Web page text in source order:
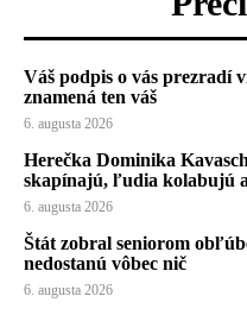
Váš podpis o vás prezradí
znamená ten váš
6. augusta 2026
Herečka Dominika
skapínajú, ľudia kolabujú
6. augusta 2026
Štát zobral seniorom
nedostanú vôbec nič
6. augusta 2026